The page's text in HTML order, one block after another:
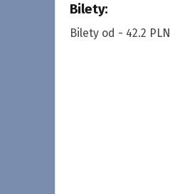
Bilety:
Bilety od - 42.2 PLN